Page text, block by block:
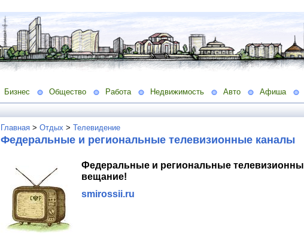
Бизнес Общество Работа Недвижимость Авто Афиша
Главная > Отдых > Телевидение
Федеральные и региональные телевизионные каналы
Федеральные и региональные
вещание!
smirossii.ru